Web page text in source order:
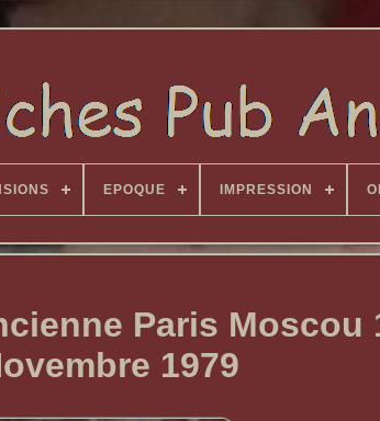
EPOQUE IMPRESSION
Paris Moscou
1979